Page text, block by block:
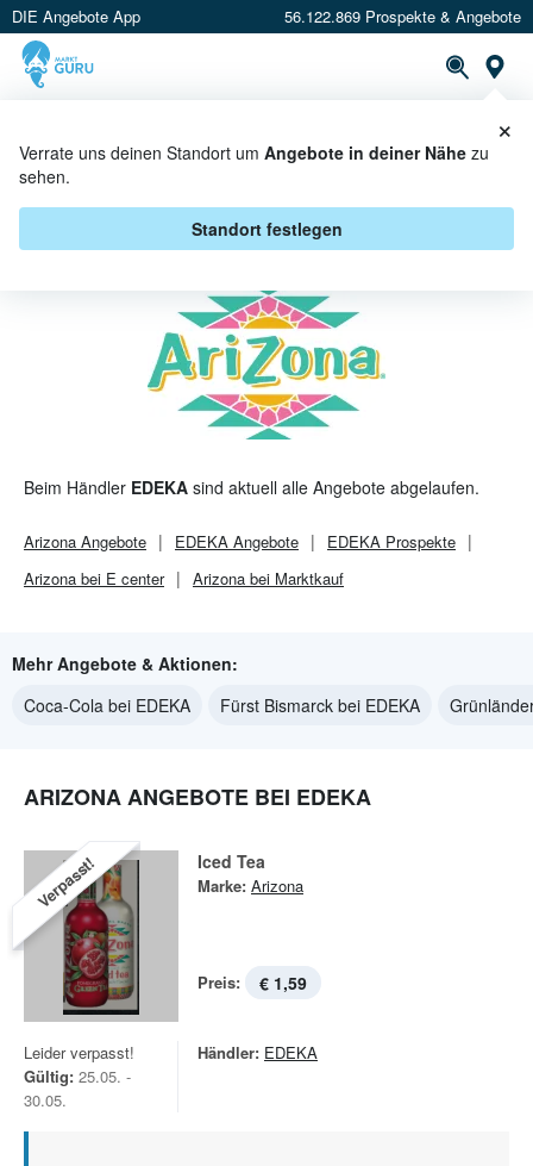
DIE Angebote App 56.122.869 Prospekte & Angebote
Verrate uns deinen Standort um Angebote in deiner Nähe zu
sehen.
Standort festlegen
×
ARIZONA BEI EDEKA - ANGEBOTE
& AKTIONEN
Beim Händler EDEKA sind aktuell alle Angebote abgelaufen.
Arizona Angebote EDEKA Angebote EDEKA Prospekte
Arizona bei E center
Arizona bei Marktkauf
Mehr Angebote & Aktionen:
Coca-Cola bei EDEKA
Fürst Bismarck bei EDEKA
ARIZONA ANGEBOTE BEI EDEKA
Verpasst! Iced Tea
Marke: Arizona
Preis: € 1,59
Leider verpasst!
Gültig: 25.05. -
30.05.
Händler: EDEKA